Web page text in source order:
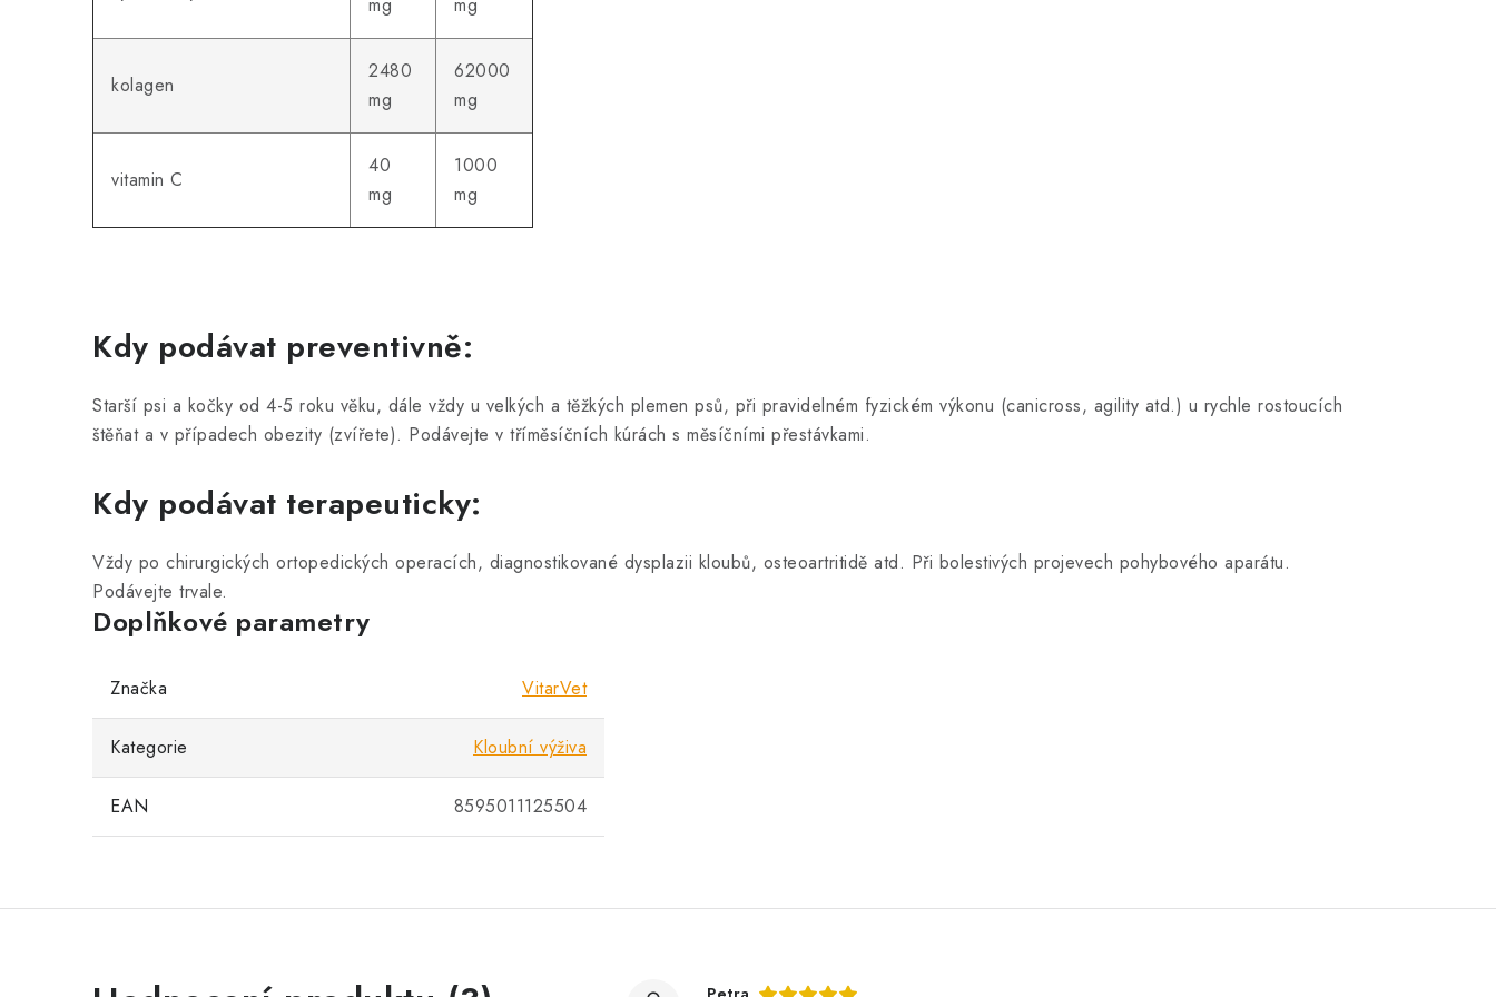
kolagen
2480
mg
62000
mg
vitamin C
40
mg
1000
mg
Kdy podávat preventivně:
Starší psi a kočky od 4-5 roku věku, dále vždy u velkých a těžkých plemen psů, při pravidelném fyzickém výkonu (canicross, agility atd.) u rychle rostoucích
štěňat a v případech obezity (zvířete). Podávejte v tříměsíčních kúrách s měsíčními přestávkami.
Kdy podávat terapeuticky:
Vždy po chirurgických ortopedických operacích, diagnostikované dysplazii kloubů, osteoartritidě atd. Při bolestivých projevech pohybového aparátu.
Podávejte trvale.
Doplňkové parametry
Značka VitarVet
Kategorie Kloubní výživa
EAN 8595011125504